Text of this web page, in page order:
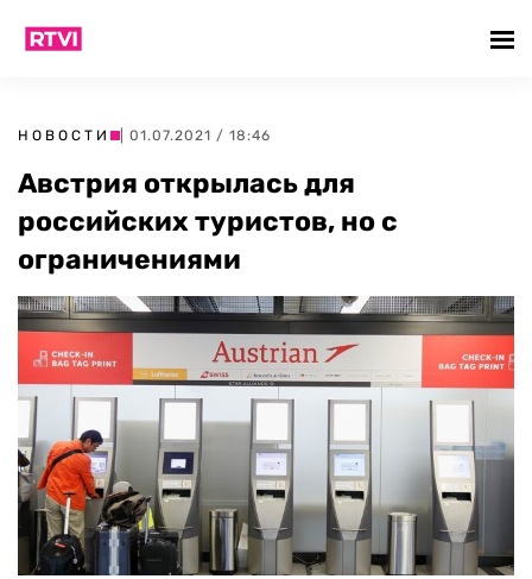
НОВОСТИ | 01.07.2021 / 18:46
Австрия открылась для
российских туристов, но с
ограничениями